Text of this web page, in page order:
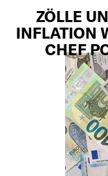
ZÖLLE
INFLATION
CHEF